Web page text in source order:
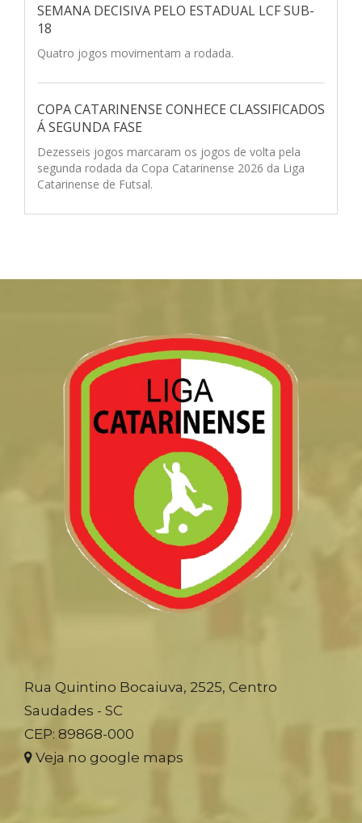
SEMANA DECISIVA PELO ESTADUAL LCF SUB-
18
Quatro jogos movimentam a rodada.
COPA CATARINENSE CONHECE CLASSIFICADOS
Á SEGUNDA FASE
Dezesseis jogos marcaram os jogos de volta pela
segunda rodada da Copa Catarinense 2026 da Liga
Catarinense de Futsal.
Rua Quintino Bocaiuva, 2525, Centro
Saudades - SC
CEP: 89868-000
Veja no google maps